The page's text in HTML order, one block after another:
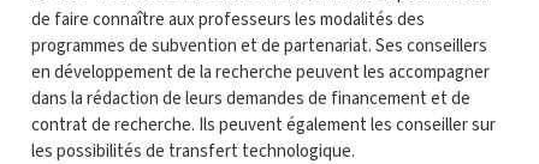
de faire connaître aux professeurs les modalités des
programmes de subvention et de partenariat. Ses conseillers
en développement de la recherche peuvent les accompagner
dans la rédaction de leurs demandes de financement et de
contrat de recherche. Ils peuvent également les conseiller sur
les possibilités de transfert technologique.